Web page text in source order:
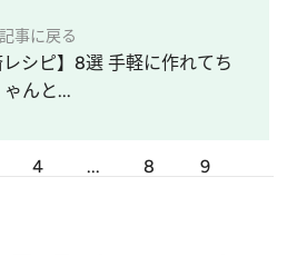
記事に戻る
レシピ】8選 手軽に作れてち
ゃんと...
4 ... 8 9